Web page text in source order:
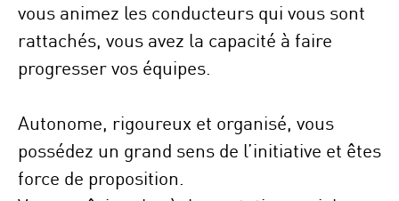
vous animez les conducteurs qui vous sont
rattachés, vous avez la capacité à faire
progresser vos équipes.
Autonome, rigoureux et organisé, vous
possédez un grand sens de l’initiative et êtes
force de proposition.